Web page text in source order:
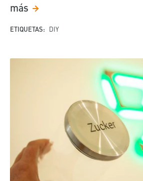
más
ETIQUETAS: DIY